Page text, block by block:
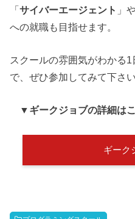
「サイバーエージェント 」
への就職も目指せます。
スクールの雰囲気がわかる
で、ぜひ参加してみて下さい
▼ギークジョブの詳細は
ギーク